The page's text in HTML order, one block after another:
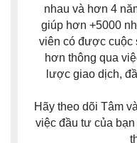
nhau và hơn 4
giúp hơn +5000
viên có được cuộc
hơn thông qua
lược giao dịch,
Hãy theo dõi Tâm
việc đầu tư của